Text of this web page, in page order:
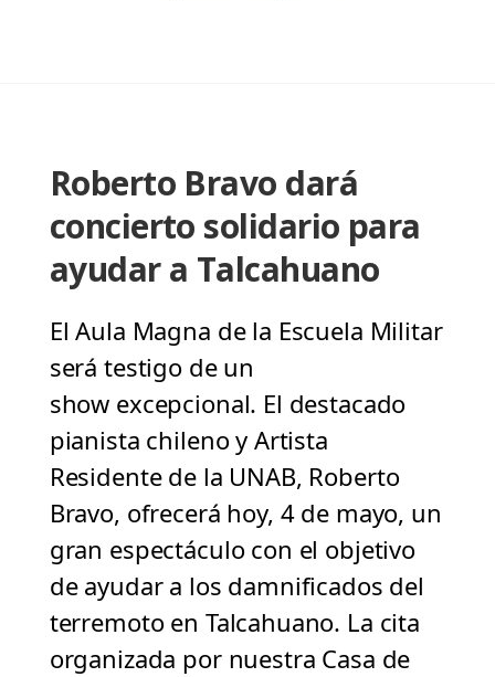
Roberto Bravo dará
concierto solidario para
ayudar a Talcahuano
El Aula Magna de la Escuela Militar
será testigo de un
show excepcional. El destacado
pianista chileno y Artista
Residente de la UNAB, Roberto
Bravo, ofrecerá hoy, 4 de mayo, un
gran espectáculo con el objetivo
de ayudar a los damnificados del
terremoto en Talcahuano. La cita
organizada por nuestra Casa de